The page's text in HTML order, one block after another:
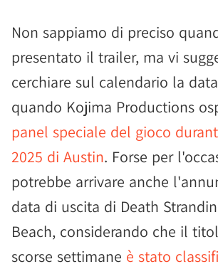
Non sappiamo di preciso
presentato il trailer, ma vi
cerchiare sul calendario la
quando Kojima Productions
panel speciale del gioco
2025 di Austin. Forse per
potrebbe arrivare anche
data di uscita di Death
Beach, considerando che il
scorse settimane è stato